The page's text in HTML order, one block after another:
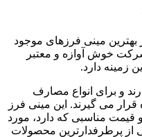
بهترین مینی فرزهای موجود
خوش آوازه و معتبر
زمینه دارد.
و برای انواع مصارف
می گیرند. این مینی فرز
قیمت مناسبی که دارد، مورد
از پرطرفدارترین محصولات